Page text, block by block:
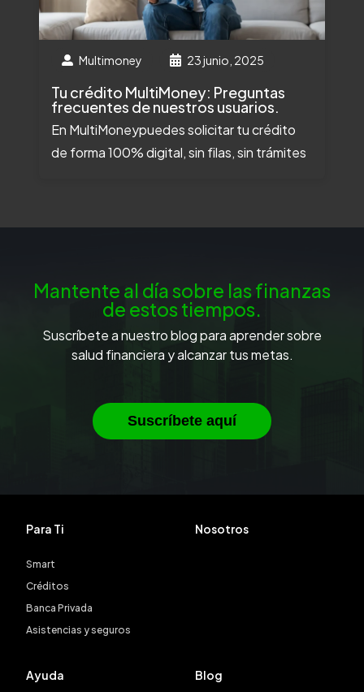
Multimoney 23 junio, 2025
Tu crédito MultiMoney: Preguntas
frecuentes de nuestros usuarios.
En MultiMoneypuedes solicitar tu crédito
de forma 100% digital, sin filas, sin trámites
Mantente al día sobre las finanzas
de estos tiempos.
Suscríbete a nuestro blog para aprender sobre
salud financiera y alcanzar tus metas.
Suscríbete aquí
Para Ti
Smart
Créditos
Banca Privada
Asistencias y seguros
Nosotros
Ayuda Blog